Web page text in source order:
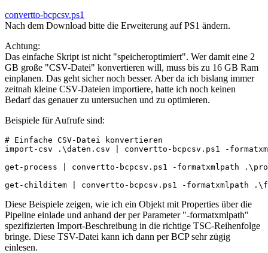
convertto-bcpcsv.ps1
Nach dem Download bitte die Erweiterung auf PS1 ändern.
Achtung:
Das einfache Skript ist nicht "speicheroptimiert". Wer damit eine 2
GB große "CSV-Datei" konvertieren will, muss bis zu 16 GB Ram
einplanen. Das geht sicher noch besser. Aber da ich bislang immer
zeitnah kleine CSV-Dateien importiere, hatte ich noch keinen
Bedarf das genauer zu untersuchen und zu optimieren.
Beispiele für Aufrufe sind:
# Einfache CSV-Datei konvertieren
import-csv .\daten.csv | convertto-bcpcsv.ps1 -
get-process | convertto-bcpcsv.ps1 -formatxmlpath
get-childitem | convertto-bcpcsv.ps1 -
Diese Beispiele zeigen, wie ich ein Objekt mit Properties über die
Pipeline einlade und anhand der per Parameter "-formatxmlpath"
spezifizierten Import-Beschreibung in die richtige TSC-Reihenfolge
bringe. Diese TSV-Datei kann ich dann per BCP sehr zügig
einlesen.